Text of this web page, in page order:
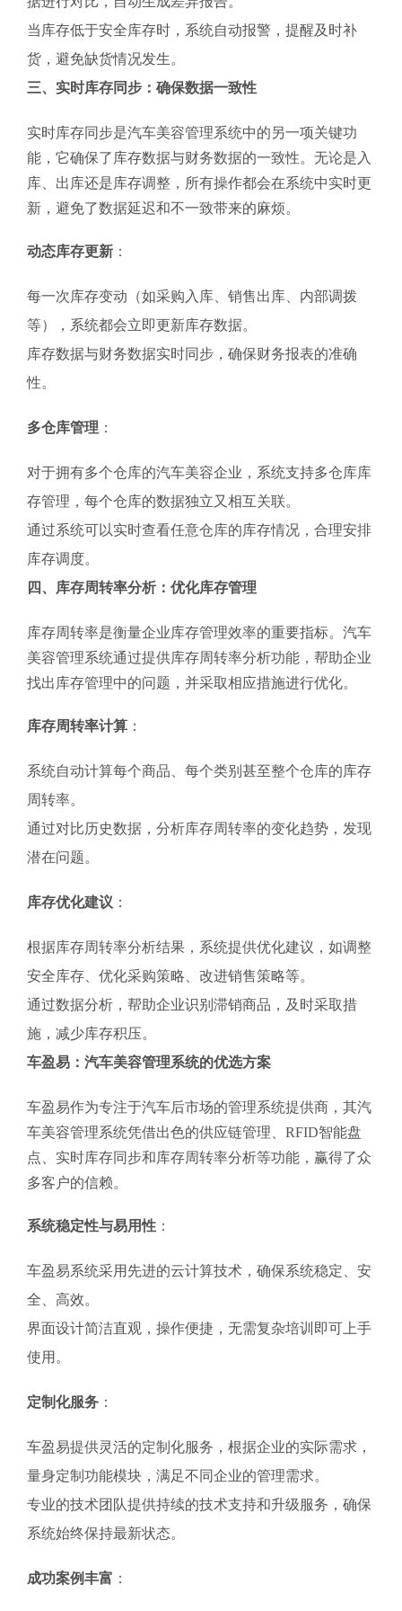
当库存低于安全库存时，系统自动报警，提醒及时补
货，避免缺货情况发生。
三、实时库存同步：确保数据一致性
实时库存同步是汽车美容管理系统中的另一项关键功
能，它确保了库存数据与财务数据的一致性。无论是入
库、出库还是库存调整，所有操作都会在系统中实时更
新，避免了数据延迟和不一致带来的麻烦。
动态库存更新 ：
每一次库存变动（如采购入库、销售出库、内部调拨
等），系统都会立即更新库存数据。
库存数据与财务数据实时同步，确保财务报表的准确
性。
多仓库管理 ：
对于拥有多个仓库的汽车美容企业，系统支持多仓库库
存管理，每个仓库的数据独立又相互关联。
通过系统可以实时查看任意仓库的库存情况，合理安排
库存调度。
四、库存周转率分析：优化库存管理
库存周转率是衡量企业库存管理效率的重要指标。汽车
美容管理系统通过提供库存周转率分析功能，帮助企业
找出库存管理中的问题，并采取相应措施进行优化。
库存周转率计算 ：
系统自动计算每个商品、每个类别甚至整个仓库的库存
周转率。
通过对比历史数据，分析库存周转率的变化趋势，发现
潜在问题。
库存优化建议 ：
根据库存周转率分析结果，系统提供优化建议，如调整
安全库存、优化采购策略、改进销售策略等。
通过数据分析，帮助企业识别滞销商品，及时采取措
施，减少库存积压。
车盈易：汽车美容管理系统的优选方案
车盈易作为专注于汽车后市场的管理系统提供商，其汽
车美容管理系统凭借出色的供应链管理、RFID智能盘
点、实时库存同步和库存周转率分析等功能，赢得了众
多客户的信赖。
系统稳定性与易用性 ：
车盈易系统采用先进的云计算技术，确保系统稳定、安
全、高效。
界面设计简洁直观，操作便捷，无需复杂培训即可上手
使用。
定制化服务 ：
车盈易提供灵活的定制化服务，根据企业的实际需求，
量身定制功能模块，满足不同企业的管理需求。
专业的技术团队提供持续的技术支持和升级服务，确保
系统始终保持最新状态。
成功案例丰富 ：